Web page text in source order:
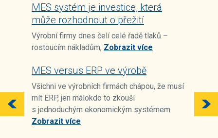
MES systém je investice, která
může rozhodnout o přežití
Výrobní firmy dnes čelí celé řadě tlaků –
rostoucím nákladům, Zobrazit více
MES versus ERP ve výrobě
Všichni ve výrobních firmách chápou, že musí
mít ERP, jen málokdo to zkouší
s jednoduchým ekonomickým systémem
Zobrazit více